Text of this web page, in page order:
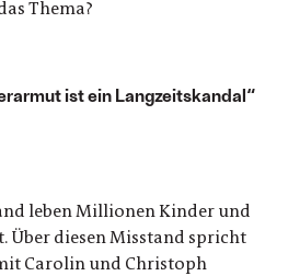
Thema?
ist ein Langzeitskandal“
leben Millionen Kinder und
Über diesen Misstand spricht
Carolin und Christoph